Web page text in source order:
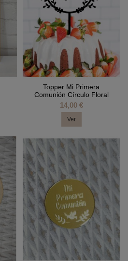
Topper Mi Primera
Comunión Círculo Floral
14,00 €
Ver